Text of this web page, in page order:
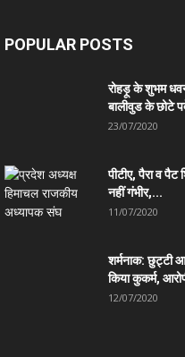
POPULAR POSTS
रोहड़ू के शुभम
बालीवुड के छोटे
23/07/2020
पीटीए, पैरा व पैट
नहीं गंभीर,...
11/07/2020
शर्मनाक: छुट्टी
किया कुकर्म,
12/07/2020